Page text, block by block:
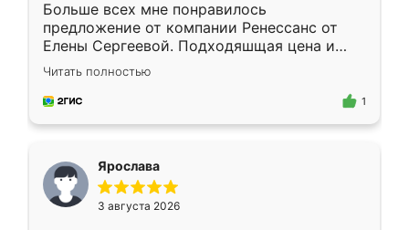
Больше всех мне понравилось
предложение от компании Ренессанс от
Елены Сергеевой. Подходяшщая цена и
короткие сроки изготовления. Приехавший
для замера сотрудник Владислав
предложил по моему эскизу самый
Читать полностью
1
Ярослава
3 августа 2026